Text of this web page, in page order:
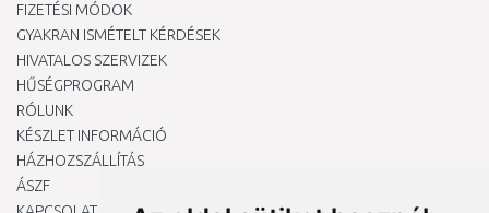
FIZETÉSI MÓDOK
GYAKRAN ISMÉTELT KÉRDÉSEK
HIVATALOS SZERVIZEK
HŰSÉGPROGRAM
RÓLUNK
KÉSZLET INFORMÁCIÓ
HÁZHOZSZÁLLÍTÁS
ÁSZF